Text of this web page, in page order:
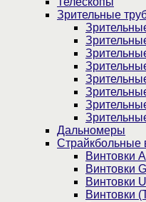
Зрительные
Дальномеры
Страйкбольные
Винтовки
Винтовки
Винтовки
Винтовки